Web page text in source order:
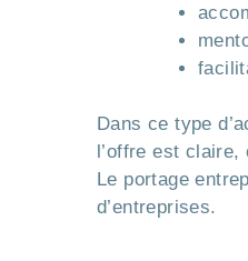
Dans ce type
l’offre est
Le portage
d’entreprises.